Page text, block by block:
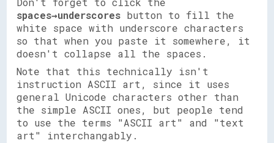
spaces→underscores button to fill the
white space with underscore characters
so that when you paste it somewhere, it
doesn't collapse all the spaces.
Note that this technically isn't
instruction ASCII art, since it uses
general Unicode characters other than
the simple ASCII ones, but people tend
to use the terms "ASCII art" and "text
art" interchangably.